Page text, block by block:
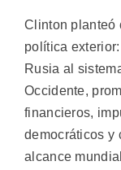
Clinton planteó
política
Rusia al
Occidente,
financieros,
democráticos y
alcance